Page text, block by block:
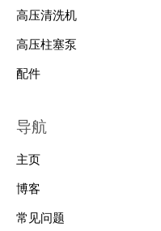
高压清洗机
高压柱塞泵
配件
导航
主页
博客
常见问题